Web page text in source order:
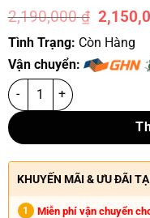
2,190,000₫
Tình Trạng: Còn Hàng
Vận chuyển:
KHUYẾN MÃI & ƯU ĐÃI
Miễn phí vận chuyển